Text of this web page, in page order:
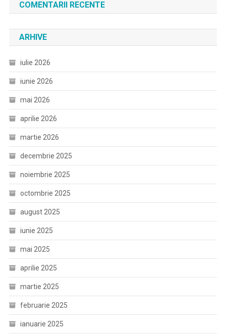
COMENTARII RECENTE
ARHIVE
iulie 2026
iunie 2026
mai 2026
aprilie 2026
martie 2026
decembrie 2025
noiembrie 2025
octombrie 2025
august 2025
iunie 2025
mai 2025
aprilie 2025
martie 2025
februarie 2025
ianuarie 2025